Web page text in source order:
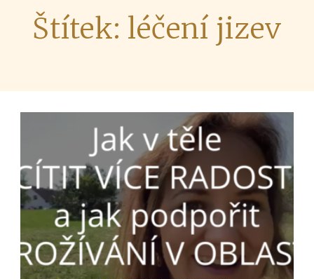
Štítek: léčení jizev